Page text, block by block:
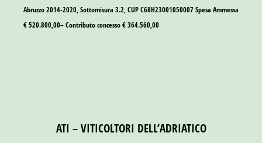
Abruzzo 2014-2020, Sottomisura 3.2, CUP C68H23001050007 Spesa Ammessa
€ 520.800,00– Contributo concesso € 364.560,00
ATI – VITICOLTORI DELL’ADRIATICO